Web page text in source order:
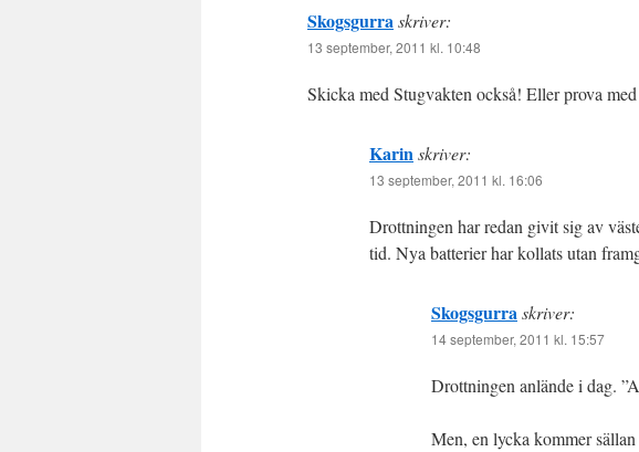
Skogsgurraskriver:
13 september, 2011 kl. 10:48
Skicka med Stugvakten också! Eller prova
Karinskriver:
13 september, 2011 kl. 16:06
Drottningen har redan givit sig av
tid. Nya batterier har kollats utan
Skogsgurraskriver:
14 september, 2011 kl. 15:57
Drottningen anlände i dag.
Men, en lycka kommer